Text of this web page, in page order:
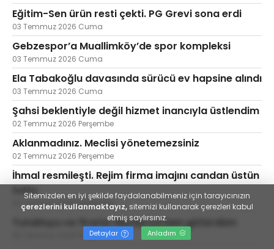
Eğitim-Sen ürün resti çekti. PG Grevi sona erdi
03 Temmuz 2026 Cuma
Gebzespor’a Muallimköy’de spor kompleksi
03 Temmuz 2026 Cuma
Ela Tabakoğlu davasında sürücü ev hapsine alındı
03 Temmuz 2026 Cuma
Şahsi beklentiyle değil hizmet inancıyla üstlendim
02 Temmuz 2026 Perşembe
Aklanmadınız. Meclisi yönetemezsiniz
02 Temmuz 2026 Perşembe
İhmal resmileşti. Rejim firma imajını candan üstün
tuttu
02 Temmuz 2026 Perşembe
Tutukluyu ve firariyi Akyazı'ya ben götürdüm
02 Temmuz 2026 Perşembe
Sitemizden en iyi şekilde faydalanabilmeniz için tarayıcınızın
çerezlerini kullanmaktayız, sitemizi kullanarak çerezleri kabul
etmiş saylırsınız.
Detaylar Anladım